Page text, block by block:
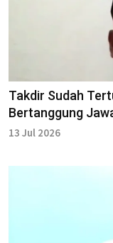
Takdir Sudah
Bertanggung
13 Jul 2026